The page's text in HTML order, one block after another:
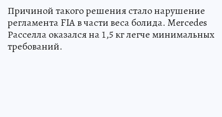
Причиной такого решения стало нарушение
регламента FIA в части веса болида. Mercedes
Расселла оказался на 1,5 кг легче минимальных
требований.